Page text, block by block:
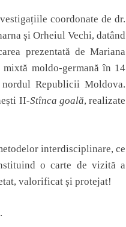
coordonate de dr.
și Orheiul Vechi, datând
prezentată de Mariana
moldo-germană în 14
Republicii Moldova.
II-Stînca goală, realizate
interdisciplinare, ce
o carte de vizită a
valorificat și protejat!
.